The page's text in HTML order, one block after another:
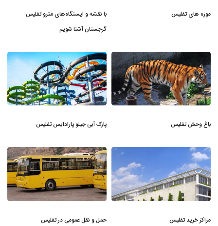
موزه های تفلیس
با نقشه و ایستگاه‌های مترو تفلیس
گرجستان آشنا شویم
باغ وحش تفلیس پارک آبی جینو پارادایس تفلیس
مراکز خرید تفلیس حمل و نقل عمومی در تفلیس